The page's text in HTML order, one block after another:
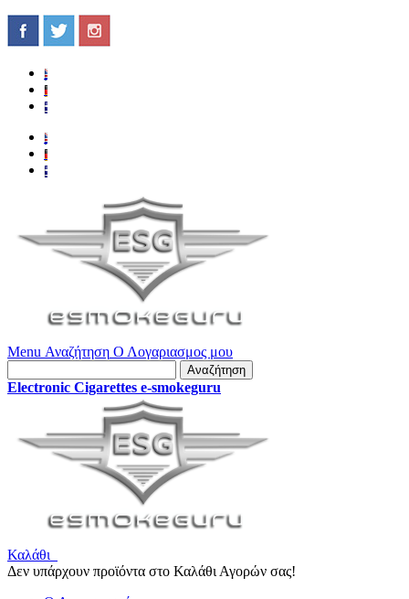
Menu Αναζήτηση Ο Λογαριασμος μου
Αναζήτηση
Electronic Cigarettes e-smokeguru
Καλάθι
Δεν υπάρχουν προϊόντα στο Καλάθι Αγορών σας!